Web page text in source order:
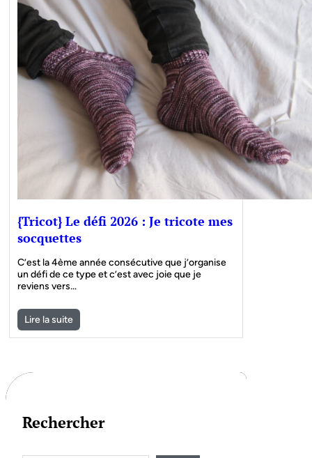
{Tricot} Le défi 2026 : Je tricote mes
socquettes
C’est la 4ème année consécutive que j’organise
un défi de ce type et c’est avec joie que je
reviens vers…
Lire la suite
Rechercher